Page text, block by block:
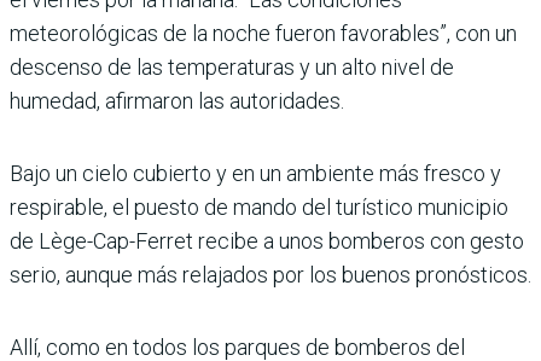
meteorológicas de la noche fueron favorables”, con un
descenso de las temperaturas y un alto nivel de
humedad, afirmaron las autoridades.
Bajo un cielo cubierto y en un ambiente más fresco y
respirable, el puesto de mando del turístico municipio
de Lège-Cap-Ferret recibe a unos bomberos con gesto
serio, aunque más relajados por los buenos pronósticos.
Allí, como en todos los parques de bomberos del